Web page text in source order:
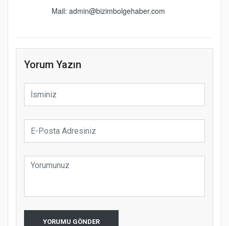
Mail: admin@bizimbolgehaber.com
Yorum Yazın
YORUMU GÖNDER